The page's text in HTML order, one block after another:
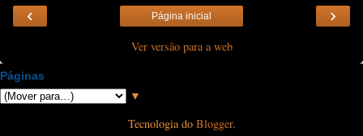
‹ ›
Página inicial
Ver versão para a web
Páginas
▼
Tecnologia do Blogger.